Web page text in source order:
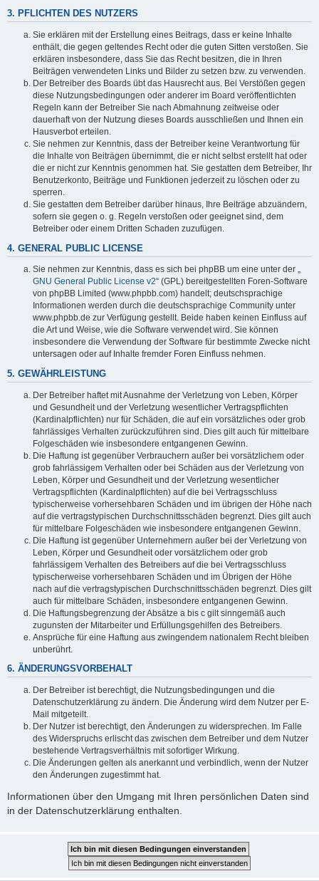
3. PFLICHTEN DES NUTZERS
Sie erklären mit der Erstellung eines Beitrags, dass er keine Inhalte
enthält, die gegen geltendes Recht oder die guten Sitten verstoßen. Sie
erklären insbesondere, dass Sie das Recht besitzen, die in Ihren
Beiträgen verwendeten Links und Bilder zu setzen bzw. zu verwenden.
Der Betreiber des Boards übt das Hausrecht aus. Bei Verstößen gegen
diese Nutzungsbedingungen oder anderer im Board veröffentlichten
Regeln kann der Betreiber Sie nach Abmahnung zeitweise oder
dauerhaft von der Nutzung dieses Boards ausschließen und Ihnen ein
Hausverbot erteilen.
Sie nehmen zur Kenntnis, dass der Betreiber keine Verantwortung für
die Inhalte von Beiträgen übernimmt, die er nicht selbst erstellt hat oder
die er nicht zur Kenntnis genommen hat. Sie gestatten dem Betreiber, Ihr
Benutzerkonto, Beiträge und Funktionen jederzeit zu löschen oder zu
sperren.
Sie gestatten dem Betreiber darüber hinaus, Ihre Beiträge abzuändern,
sofern sie gegen o. g. Regeln verstoßen oder geeignet sind, dem
Betreiber oder einem Dritten Schaden zuzufügen.
4. GENERAL PUBLIC LICENSE
Sie nehmen zur Kenntnis, dass es sich bei phpBB um eine unter der „
GNU General Public License v2“ (GPL) bereitgestellten Foren-Software
von phpBB Limited (www.phpbb.com) handelt; deutschsprachige
Informationen werden durch die deutschsprachige Community unter
www.phpbb.de zur Verfügung gestellt. Beide haben keinen Einfluss auf
die Art und Weise, wie die Software verwendet wird. Sie können
insbesondere die Verwendung der Software für bestimmte Zwecke nicht
untersagen oder auf Inhalte fremder Foren Einfluss nehmen.
5. GEWÄHRLEISTUNG
Der Betreiber haftet mit Ausnahme der Verletzung von Leben, Körper
und Gesundheit und der Verletzung wesentlicher Vertragspflichten
(Kardinalpflichten) nur für Schäden, die auf ein vorsätzliches oder grob
fahrlässiges Verhalten zurückzuführen sind. Dies gilt auch für mittelbare
Folgeschäden wie insbesondere entgangenen Gewinn.
Die Haftung ist gegenüber Verbrauchern außer bei vorsätzlichem oder
grob fahrlässigem Verhalten oder bei Schäden aus der Verletzung von
Leben, Körper und Gesundheit und der Verletzung wesentlicher
Vertragspflichten (Kardinalpflichten) auf die bei Vertragsschluss
typischerweise vorhersehbaren Schäden und im übrigen der Höhe nach
auf die vertragstypischen Durchschnittsschäden begrenzt. Dies gilt auch
für mittelbare Folgeschäden wie insbesondere entgangenen Gewinn.
Die Haftung ist gegenüber Unternehmern außer bei der Verletzung von
Leben, Körper und Gesundheit oder vorsätzlichem oder grob
fahrlässigem Verhalten des Betreibers auf die bei Vertragsschluss
typischerweise vorhersehbaren Schäden und im Übrigen der Höhe
nach auf die vertragstypischen Durchschnittsschäden begrenzt. Dies gilt
auch für mittelbare Schäden, insbesondere entgangenen Gewinn.
Die Haftungsbegrenzung der Absätze a bis c gilt sinngemäß auch
zugunsten der Mitarbeiter und Erfüllungsgehilfen des Betreibers.
Ansprüche für eine Haftung aus zwingendem nationalem Recht bleiben
unberührt.
6. ÄNDERUNGSVORBEHALT
Der Betreiber ist berechtigt, die Nutzungsbedingungen und die
Datenschutzerklärung zu ändern. Die Änderung wird dem Nutzer per E-
Mail mitgeteilt.
Der Nutzer ist berechtigt, den Änderungen zu widersprechen. Im Falle
des Widerspruchs erlischt das zwischen dem Betreiber und dem Nutzer
bestehende Vertragsverhältnis mit sofortiger Wirkung.
Die Änderungen gelten als anerkannt und verbindlich, wenn der Nutzer
den Änderungen zugestimmt hat.
Informationen über den Umgang mit Ihren persönlichen Daten sind
in der Datenschutzerklärung enthalten.